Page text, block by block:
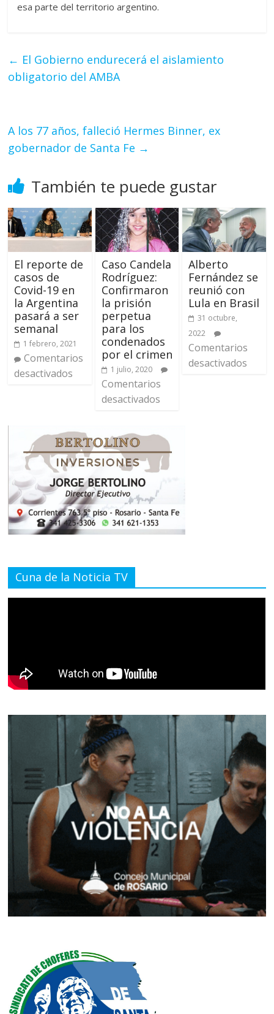
esa parte del territorio argentino.
← El Gobierno endurecerá el aislamiento
obligatorio del AMBA
A los 77 años, falleció Hermes Binner, ex
gobernador de Santa Fe →
También te puede gustar
El reporte de
casos de
Covid-19 en
la Argentina
pasará a ser
semanal
1 febrero, 2021
Comentarios
desactivados
Caso Candela
Rodríguez:
Confirmaron
la prisión
perpetua
para los
condenados
por el crimen
1 julio, 2020
Comentarios
desactivados
Alberto
Fernández se
reunió con
Lula en Brasil
31 octubre,
2022
Comentarios
desactivados
Cuna de la Noticia TV